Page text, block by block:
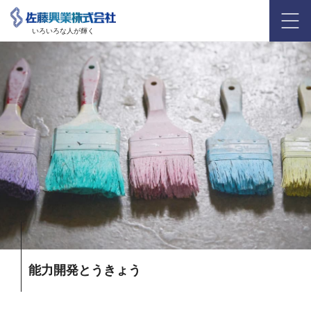
いろいろな人が輝く
能力開発とうきょう